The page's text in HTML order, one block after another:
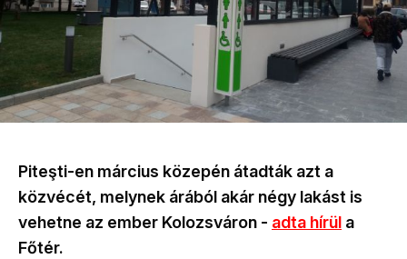
Piteşti-en március közepén átadták azt a
közvécét, melynek árából akár négy lakást is
vehetne az ember Kolozsváron - adta hírül a
Főtér.